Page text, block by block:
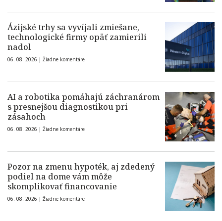
Ázijské trhy sa vyvíjali zmiešane,
technologické firmy opäť zamierili
nadol
06. 08. 2026 | Žiadne komentáre
AI a robotika pomáhajú záchranárom
s presnejšou diagnostikou pri
zásahoch
06. 08. 2026 | Žiadne komentáre
Pozor na zmenu hypoték, aj zdedený
podiel na dome vám môže
skomplikovať financovanie
06. 08. 2026 | Žiadne komentáre